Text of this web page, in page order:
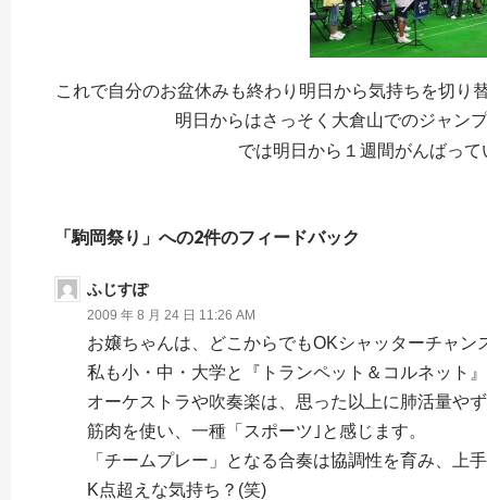
これで自分のお盆休みも終わり明日から気持ちを切り
明日からはさっそく大倉山でのジャン
では明日から１週間がんばっ
「駒岡祭り」への2件のフィードバック
ふじすぽ
2009 年 8 月 24 日 11:26 AM
お嬢ちゃんは、どこからでもOKシャッターチャン
私も小・中・大学と『トランペット＆コルネット
オーケストラや吹奏楽は、思った以上に肺活量や
筋肉を使い、一種「スポーツ｣と感じます。
「チームプレー」となる合奏は協調性を育み、上
K点超えな気持ち？(笑)